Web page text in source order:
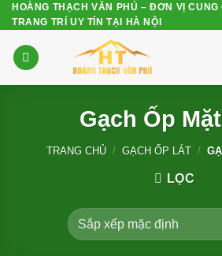
Bỏ
qua
nội
dung
HOÀNG THẠCH VĂN PHÚ – ĐƠN VỊ
TRANG TRÍ UY TÍN TẠI HÀ NỘI
Gạch Ốp
TRANG CHỦ / GẠCH ỐP LÁT /
LỌC